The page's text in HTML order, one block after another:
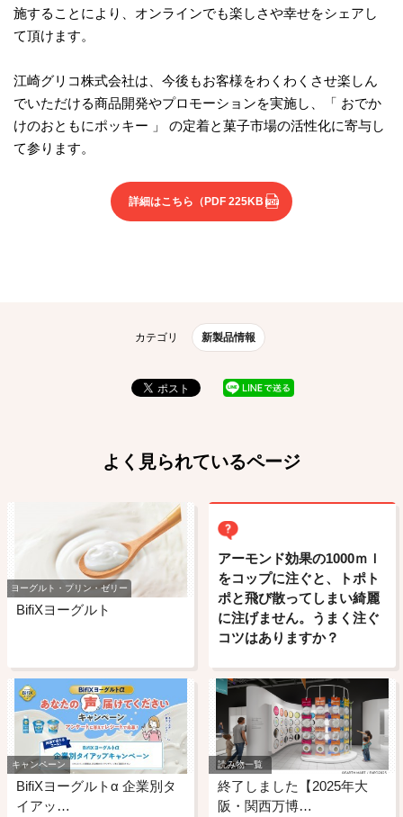
施することにより、オンラインでも楽しさや幸せをシェアし
て頂けます。
江崎グリコ株式会社は、今後もお客様をわくわくさせ楽しん
でいただける商品開発やプロモーションを実施し、「 おでか
けのおともにポッキー 」 の定着と菓子市場の活性化に寄与し
て参ります。
詳細はこちら （PDF 225KB）
カテゴリ 新製品情報
よく見られているページ
ヨーグルト・プリン・ゼリー
BifiXヨーグルト
アーモンド効果の1000ｍｌ
をコップに注ぐと、トポト
ポと飛び散ってしまい綺麗
に注げません。うまく注ぐ
コツはありますか？
キャンペーン
BifiXヨーグルトα 企業別タ
イアッ…
読み物一覧
終了しました【2025年大
阪・関西万博…